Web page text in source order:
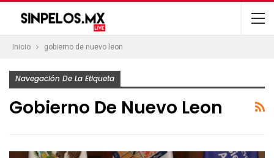
Inicio gobierno de nuevo leon
Navegación De La Etiqueta
Gobierno De Nuevo Leon